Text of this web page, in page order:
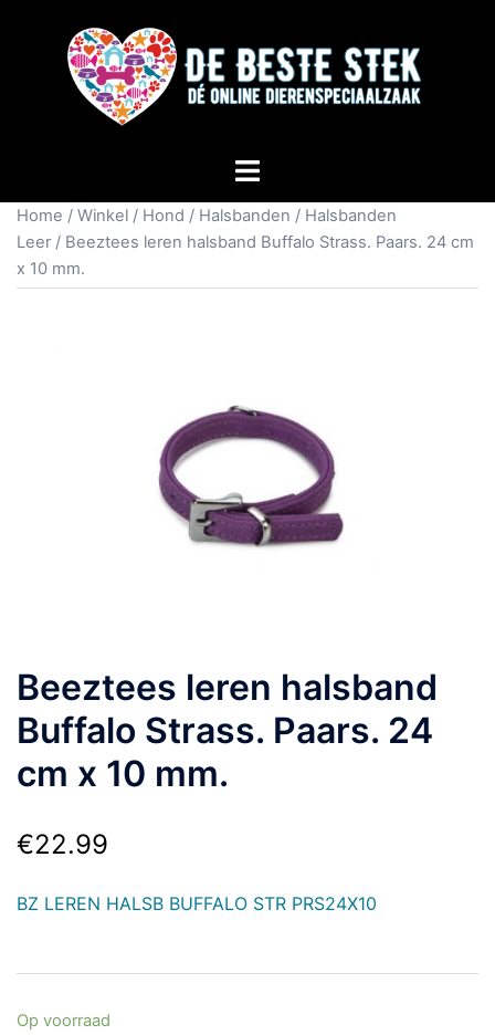
Home / Winkel / Hond / Halsbanden / Halsbanden
Leer / Beeztees leren halsband Buffalo Strass. Paars. 24 cm
x 10 mm.
Beeztees leren halsband
Buffalo Strass. Paars. 24
cm x 10 mm.
€22.99
BZ LEREN HALSB BUFFALO STR PRS24X10
Op voorraad